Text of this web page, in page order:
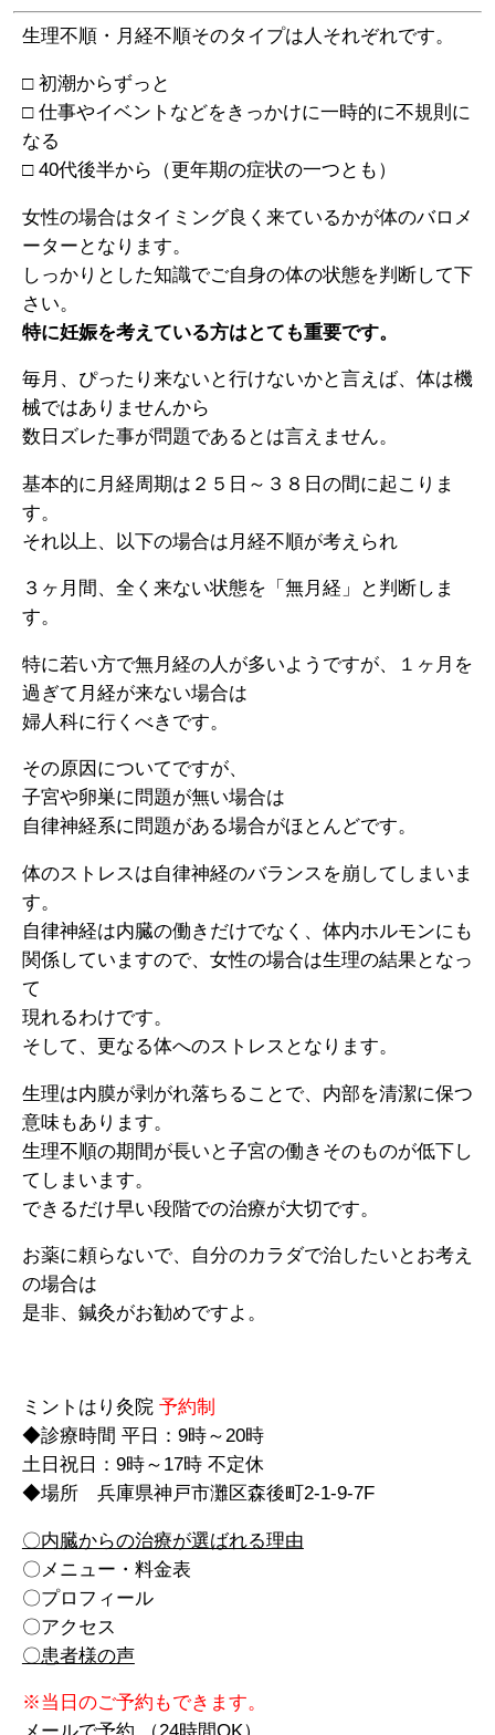
生理不順・月経不順そのタイプは人それぞれです。
□ 初潮からずっと
□ 仕事やイベントなどをきっかけに一時的に不規則に
なる
□ 40代後半から（更年期の症状の一つとも）
女性の場合はタイミング良く来ているかが体のバロメ
ーターとなります。
しっかりとした知識でご自身の体の状態を判断して下
さい。
特に妊娠を考えている方はとても重要です。
毎月、ぴったり来ないと行けないかと言えば、体は機
械ではありませんから
数日ズレた事が問題であるとは言えません。
基本的に月経周期は２５日～３８日の間に起こりま
す。
それ以上、以下の場合は月経不順が考えられ
３ヶ月間、全く来ない状態を「無月経」と判断しま
す。
特に若い方で無月経の人が多いようですが、１ヶ月を
過ぎて月経が来ない場合は
婦人科に行くべきです。
その原因についてですが、
子宮や卵巣に問題が無い場合は
自律神経系に問題がある場合がほとんどです。
体のストレスは自律神経のバランスを崩してしまいま
す。
自律神経は内臓の働きだけでなく、体内ホルモンにも
関係していますので、女性の場合は生理の結果となっ
て
現れるわけです。
そして、更なる体へのストレスとなります。
生理は内膜が剥がれ落ちることで、内部を清潔に保つ
意味もあります。
生理不順の期間が長いと子宮の働きそのものが低下し
てしまいます。
できるだけ早い段階での治療が大切です。
お薬に頼らないで、自分のカラダで治したいとお考え
の場合は
是非、鍼灸がお勧めですよ。
ミントはり灸院 予約制
◆診療時間 平日：9時～20時
土日祝日：9時～17時 不定休
◆場所 兵庫県神戸市灘区森後町2-1-9-7F
〇内臓からの治療が選ばれる理由
〇メニュー・料金表
〇プロフィール
〇アクセス
〇患者様の声
※当日のご予約もできます。